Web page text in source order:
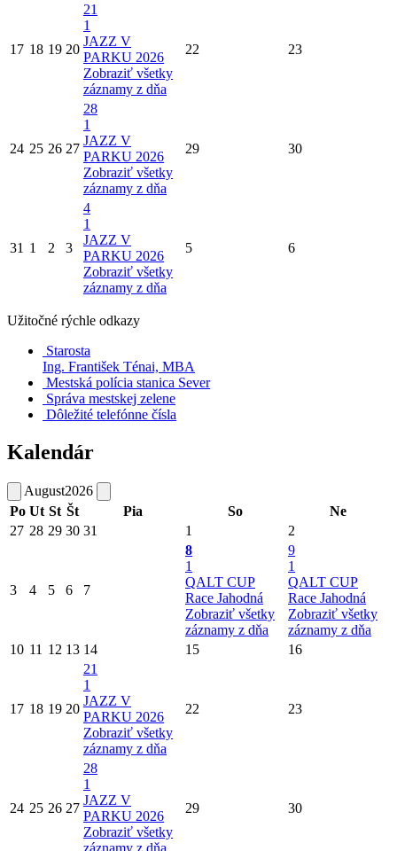
17 18 19 20
21
1
JAZZ V
PARKU 2026
Zobraziť všetky
záznamy z dňa
22 23
24 25 26 27
28
1
JAZZ V
PARKU 2026
Zobraziť všetky
záznamy z dňa
29 30
31 1 2 3
4
1
JAZZ V
PARKU 2026
Zobraziť všetky
záznamy z dňa
5 6
Užitočné rýchle odkazy
Starosta
Ing. František Ténai, MBA
Mestská polícia stanica Sever
Správa mestskej zelene
Dôležité telefónne čísla
Kalendár
August2026
Po Ut St Št Pia So
Ne
27 28 29 30 31 1 2
3 4 5 6 7
8
1
QALT CUP
Race Jahodná
Zobraziť všetky
záznamy z dňa
9
1
QALT CUP
Race Jahodná
Zobraziť všetky
záznamy z dňa
10 11 12 13 14 15 16
17 18 19 20
21
1
JAZZ V
PARKU 2026
Zobraziť všetky
záznamy z dňa
22 23
24 25 26 27
28
1
JAZZ V
PARKU 2026
Zobraziť všetky
záznamy z dňa
29 30